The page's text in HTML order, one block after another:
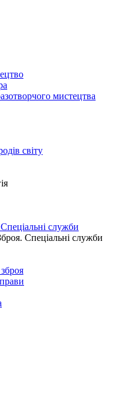
мистецтва
світу
служби
Спеціальні служби